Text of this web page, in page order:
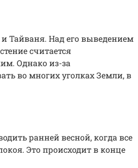
Тайваня. Над его выведением
считается
Однако из-за
во многих уголках Земли, в
ранней весной, когда все
Это происходит в конце